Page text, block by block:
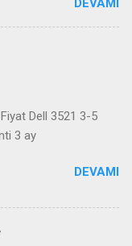
videosu izleyin
Dell 3521 3-5
3 ay
DEVAMI